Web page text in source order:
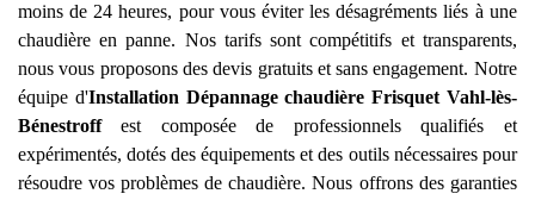
moins de 24 heures, pour vous éviter les désagréments liés à une
chaudière en panne. Nos tarifs sont compétitifs et transparents,
nous vous proposons des devis gratuits et sans engagement. Notre
équipe d'Installation Dépannage chaudière Frisquet Vahl-lès-
Bénestroffest composée de professionnels qualifiés et
expérimentés, dotés des équipements et des outils nécessaires pour
résoudre vos problèmes de chaudière. Nous offrons des garanties